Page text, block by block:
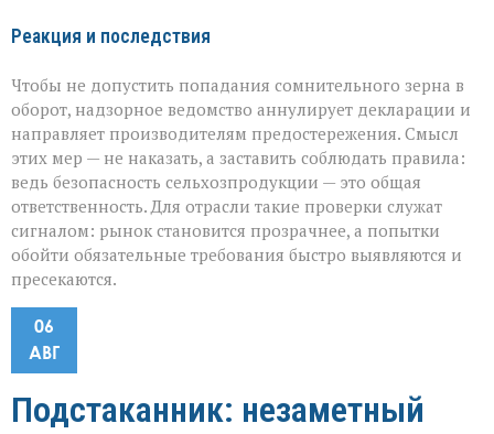
Реакция и последствия
Чтобы не допустить попадания сомнительного зерна в
оборот, надзорное ведомство аннулирует декларации и
направляет производителям предостережения. Смысл
этих мер — не наказать, а заставить соблюдать правила:
ведь безопасность сельхозпродукции — это общая
ответственность. Для отрасли такие проверки служат
сигналом: рынок становится прозрачнее, а попытки
обойти обязательные требования быстро выявляются и
пресекаются.
06
АВГ
Подстаканник: незаметный